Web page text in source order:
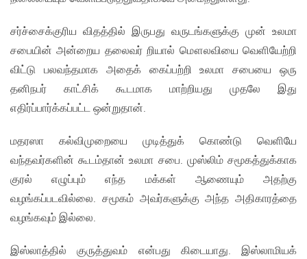
சர்ச்சைக்குரிய விதத்தில் இருபது வருடங்களுக்கு முன் உலமா
சபையின் அன்றைய தலைவர் றியால் மௌலவியை வெளியேற்றி
விட்டு பலவந்தமாக அதைக் கைப்பற்றி உலமா சபையை ஒரு
தனிநபர் காட்சிக் கூடமாக மாற்றியது முதலே இது
எதிர்ப்பார்க்கப்பட்ட ஒன்றுதான்.
மதரஸா கல்விமுறையை முடித்துக் கொண்டு வெளியே
வந்தவர்களின் கூடம்தான் உலமா சபை. முஸ்லிம் சமூகத்துக்காக
குரல் எழுப்பும் எந்த மக்கள் ஆணையும் அதற்கு
வழங்கப்படவில்லை. சமூகம் அவர்களுக்கு அந்த அதிகாரத்தை
வழங்கவும் இல்லை.
இஸ்லாத்தில் குருத்துவம் என்பது கிடையாது. இஸ்லாமியக்